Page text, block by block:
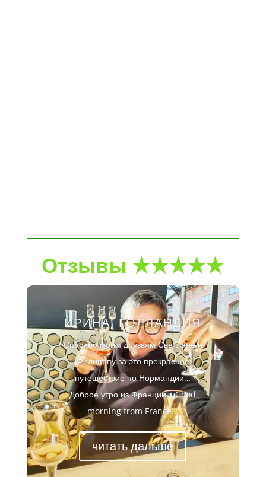
Отзывы ★★★★★
ИРИНА, ГОЛЛАНДИЯ
Спасибо моим друзьям Светлане и
Филипппу за это прекрасное
путешествие по Нормандии…
Доброе утро из Франции… Good
morning from France…
читать дальше